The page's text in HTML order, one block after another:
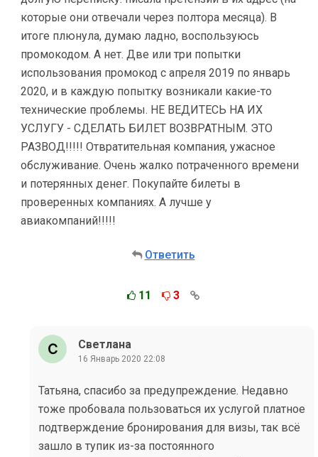
которые они отвечали через полтора месяца). В
итоге плюнула, думаю ладно, воспользуюсь
промокодом. А нет. Две или три попытки
использования промокод с апреля 2019 по январь
2020, и в каждую попытку возникали какие-то
технические проблемы. НЕ ВЕДИТЕСЬ НА ИХ
УСЛУГУ - СДЕЛАТЬ БИЛЕТ ВОЗВРАТНЫМ. ЭТО
РАЗВОД!!!!! Отвратительная компания, ужасное
обслуживание. Очень жалко потраченного времени
и потерянных денег. Покупайте билеты в
проверенных компаниях. А лучше у
авиакомпаний!!!!!
Ответить
11 3
Светлана
16 Январь 2020 22:08
Татьяна, спасибо за предупреждение. Недавно
тоже пробовала пользоваться их услугой платное
подтверждение бронирования для визы, так всё
зашло в тупик из-за постоянного